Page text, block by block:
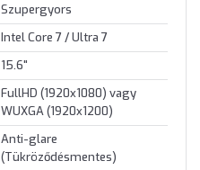
Szupergyors
Intel Core 7 / Ultra 7
15.6"
FullHD (1920x1080) vagy
WUXGA (1920x1200)
Anti-glare
(Tükröződésmentes)